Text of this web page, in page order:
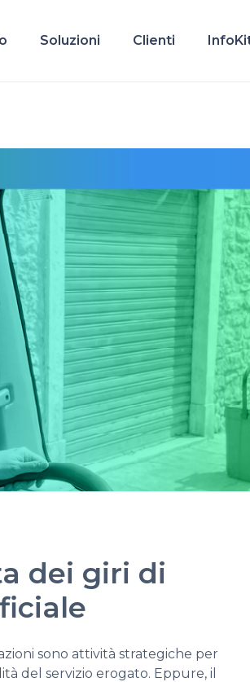
Soluzioni Clienti
dei giri di
sono attività strategiche per
del servizio erogato. Eppure, il